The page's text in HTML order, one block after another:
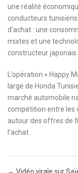
une réalité
conducteurs
d’achat : une
mixtes et une
constructeur japonais.
L’opération « Happy
large de Honda
marché automobile
compétition entre les
autour des offres de
l’achat.